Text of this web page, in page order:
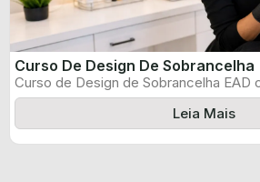
Curso De Design De Sobrancelha
Curso de Design de Sobrancelha EAD
certificado informado pelo produtor ...
Leia Mais